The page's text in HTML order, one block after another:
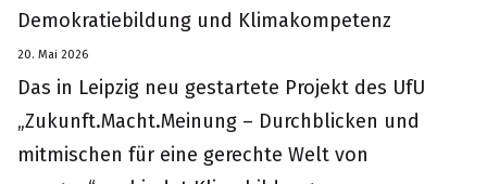
Demokratiebildung und Klimakompetenz
20. Mai 2026
Das in Leipzig neu gestartete Projekt des UfU
„Zukunft.Macht.Meinung – Durchblicken und
mitmischen für eine gerechte Welt von